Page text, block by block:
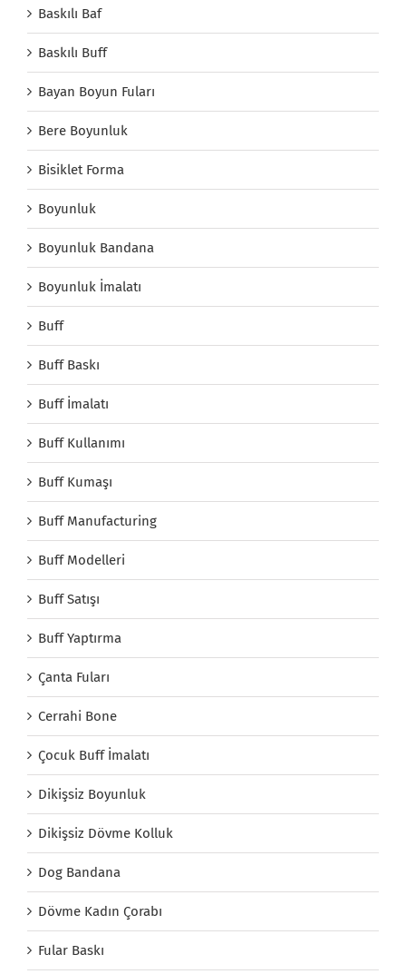
Baskılı Baf
Baskılı Buff
Bayan Boyun Fuları
Bere Boyunluk
Bisiklet Forma
Boyunluk
Boyunluk Bandana
Boyunluk İmalatı
Buff
Buff Baskı
Buff İmalatı
Buff Kullanımı
Buff Kumaşı
Buff Manufacturing
Buff Modelleri
Buff Satışı
Buff Yaptırma
Çanta Fuları
Cerrahi Bone
Çocuk Buff İmalatı
Dikişsiz Boyunluk
Dikişsiz Dövme Kolluk
Dog Bandana
Dövme Kadın Çorabı
Fular Baskı